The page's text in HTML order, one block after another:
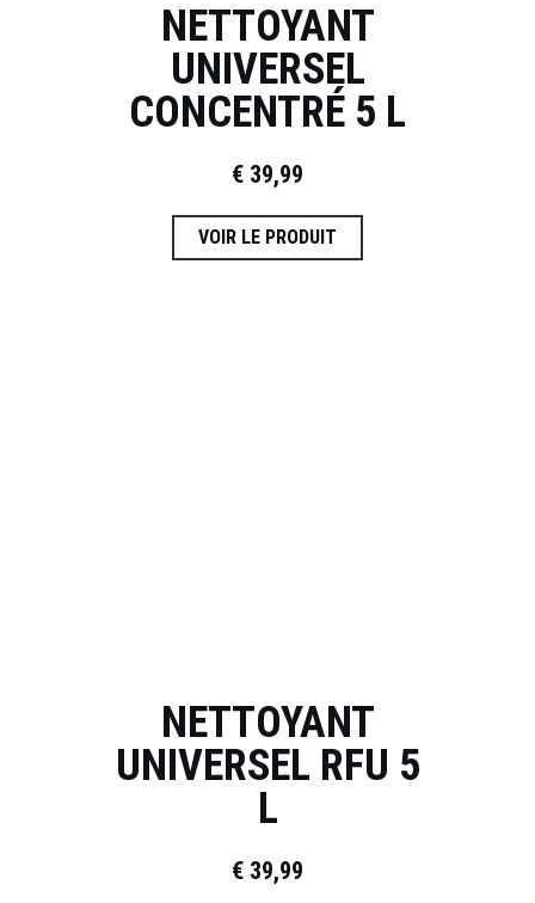
NETTOYANT
UNIVERSEL
CONCENTRÉ 5 L
€ 39,99
VOIR LE PRODUIT
NETTOYANT
UNIVERSEL RFU 5
L
€ 39,99